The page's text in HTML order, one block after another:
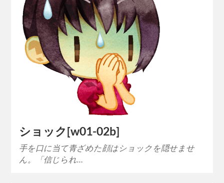
ショック[w01-02b]
手を口に当て青ざめた顔はショックを隠せませ
ん。「信じられ…